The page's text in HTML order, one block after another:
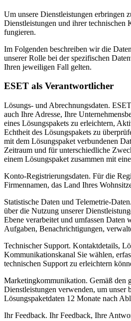
Um unsere Dienstleistungen erbringen
Dienstleistungen und ihrer
fungieren.
Im Folgenden beschreiben wir die
unserer Rolle bei der spezifischen
Ihren jeweiligen Fall gelten.
ESET als Verantwortlicher
Lösungs- und Abrechnungsdaten.
auch Ihre Adresse, Ihre
eines Lösungspakets zu erleichtern,
Echtheit des Lösungspakets zu
mit dem Lösungspaket verbundenen
Zeitraum und für unterschiedliche
einem Lösungspaket zusammen mit
Konto-Registrierungsdaten. Für die
Firmennamen, das Land Ihres
Statistische Daten und Telemetrie-Daten.
über die Nutzung unserer
Ebene verarbeitet und umfassen
Aufgaben, Benachrichtigungen,
Technischer Support. Kontaktdetails,
Kommunikationskanal Sie wählen,
technischen Support zu erleichtern
Marketingkommunikation. Gemäß den
Dienstleistungen verwenden, um unser
Lösungspaketdaten 12 Monate nach
Ihr Feedback. Ihr Feedback, Ihre